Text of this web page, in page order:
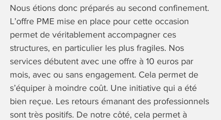
Nous étions donc préparés au second confinement.
L’offre PME mise en place pour cette occasion
permet de véritablement accompagner ces
structures, en particulier les plus fragiles. Nos
services débutent avec une offre à 10 euros par
mois, avec ou sans engagement. Cela permet de
s’équiper à moindre coût. Une initiative qui a été
bien reçue. Les retours émanant des professionnels
sont très positifs. De notre côté, cela permet à